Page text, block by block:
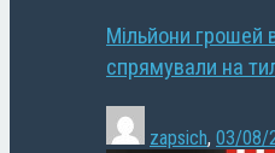
Мільйони грошей
спрямували на
zapsich, 03/08/